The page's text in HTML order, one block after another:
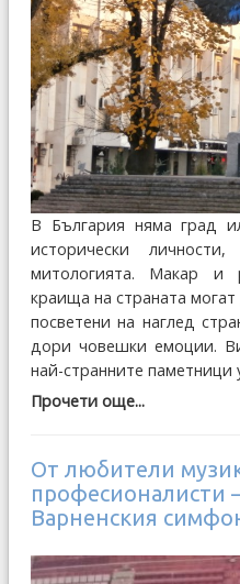
В България няма град
исторически
митологията. Макар и
краища на страната
посветени на наглед
дори човешки емоции.
най-странните паметници
Прочети още...
От любители
професионалисти
Варненския